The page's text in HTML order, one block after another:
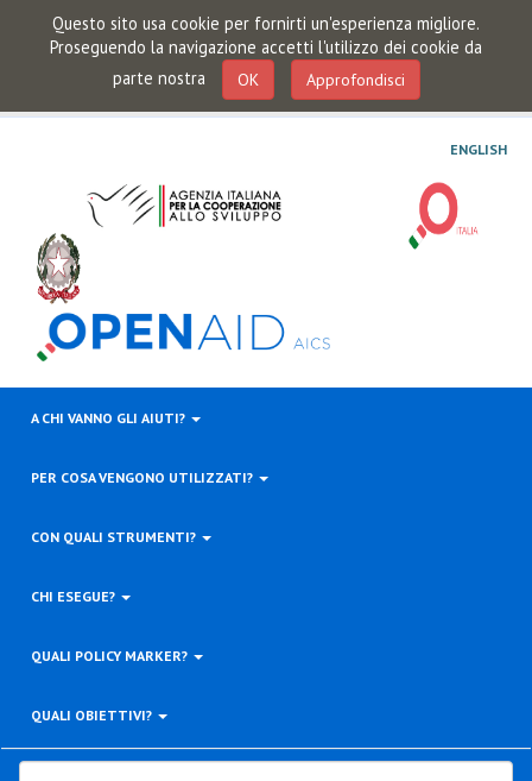
Questo sito usa cookie per fornirti un'esperienza migliore.
Proseguendo la navigazione accetti l'utilizzo dei cookie da
parte nostra
OK Approfondisci
ENGLISH
A CHI VANNO GLI AIUTI?
PER COSA VENGONO UTILIZZATI?
CON QUALI STRUMENTI?
CHI ESEGUE?
QUALI POLICY MARKER?
QUALI OBIETTIVI?